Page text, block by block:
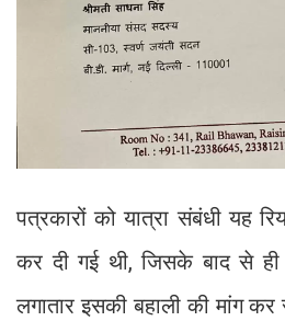
पत्रकारों को यात्रा संबंधी यह
कर दी गई थी, जिसके बाद से ही
लगातार इसकी बहाली की मांग